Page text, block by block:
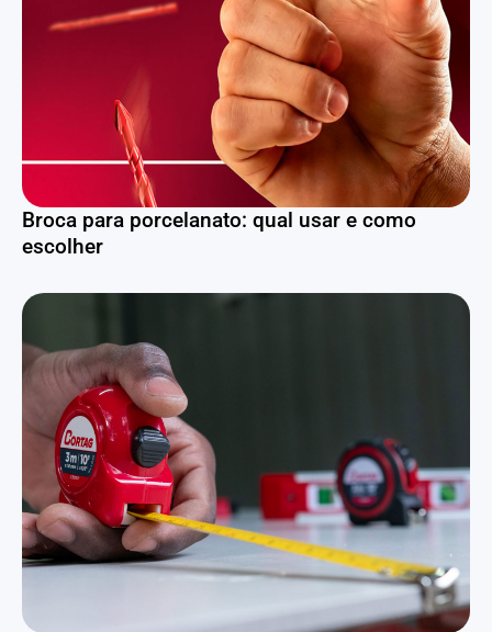
Broca para porcelanato: qual usar e como
escolher